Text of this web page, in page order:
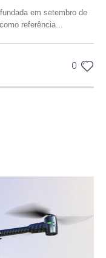
em setembro de
referência...
0